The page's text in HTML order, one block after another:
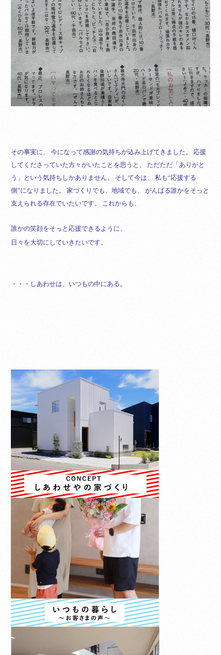
その事実に、 今になって感謝の気持ちが込み上げてきました。
応援
してくださっていた方々がいたことを思うと、
ただただ「ありがと
う」という気持ちしかありません。
そして今は、
私も“応援する
側”になりました。
家づくりでも、地域でも、
がんばる誰かをそっと
支えられる存在でいたいです。
これからも、
誰かの笑顔をそっと応援できるように、
日々を大切にしていきたいです。
・・・しあわせは、いつもの中にある。